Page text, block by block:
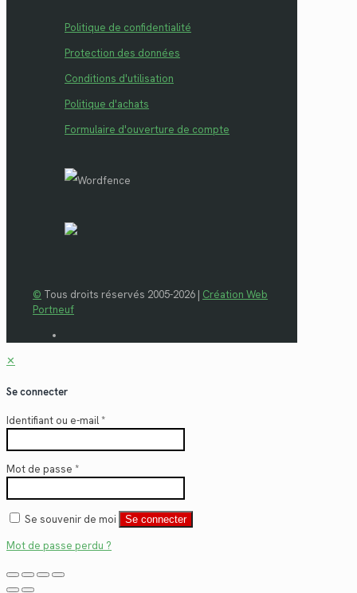
Politique de confidentialité
Protection des données
Conditions d'utilisation
Politique d'achats
Formulaire d'ouverture de compte
© Tous droits réservés 2005-2026 | Création Web
Portneuf
✕
Se connecter
Identifiant ou e-mail*
Mot de passe *
Se souvenir de moi Se connecter
Mot de passe perdu ?